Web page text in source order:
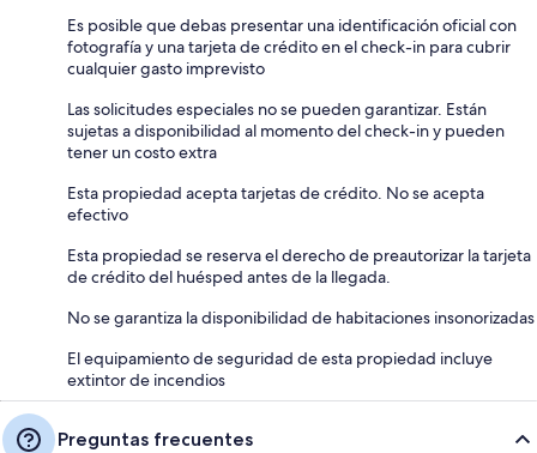
Es posible que debas presentar una identificación oficial con
fotografía y una tarjeta de crédito en el check-in para cubrir
cualquier gasto imprevisto
Las solicitudes especiales no se pueden garantizar. Están
sujetas a disponibilidad al momento del check-in y pueden
tener un costo extra
Esta propiedad acepta tarjetas de crédito. No se acepta
efectivo
Esta propiedad se reserva el derecho de preautorizar la tarjeta
de crédito del huésped antes de la llegada.
No se garantiza la disponibilidad de habitaciones insonorizadas
El equipamiento de seguridad de esta propiedad incluye
extintor de incendios
Preguntas frecuentes